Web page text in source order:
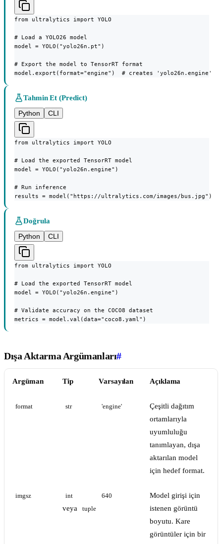
from ultralytics import YOLO
# Load a YOLO26 model
model = YOLO("yolo26n.pt")
# Export the model to TensorRT format
model.export(format="engine")  # creates 'yolo26n.engine'
Tahmin Et (Predict)
Python
CLI
from ultralytics import YOLO
# Load the exported TensorRT model
model = YOLO("yolo26n.engine")
# Run inference
results = model("https://ultralytics.com/images/bus.jpg")
Doğrula
Python
CLI
from ultralytics import YOLO
# Load the exported TensorRT model
model = YOLO("yolo26n.engine")
# Validate accuracy on the COCO8 dataset
metrics = model.val(data="coco8.yaml")
Dışa Aktarma Argümanları#
Argüman Tip Varsayılan Açıklama
format str 'engine'
Çeşitli dağıtım
ortamlarıyla
uyumluluğu
tanımlayan, dışa
aktarılan model
için hedef format.
imgsz int
veya tuple
640
Model girişi için
istenen görüntü
boyutu. Kare
görüntüler için bir